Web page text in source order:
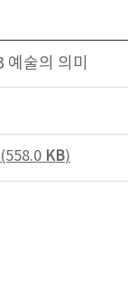
술의 의미
KB)